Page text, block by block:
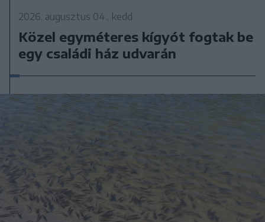
2026. augusztus 04., kedd
Közel egyméteres kígyót fogtak be
egy családi ház udvarán